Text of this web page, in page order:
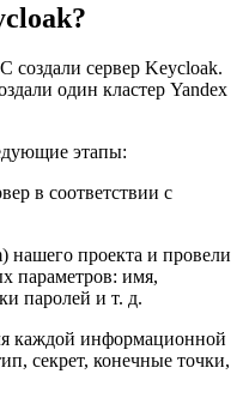
создали сервер Keycloak.
один кластер Yandex
этапы:
в соответствии с
нашего проекта и провели
параметров: имя,
паролей и т. д.
каждой информационной
секрет, конечные точки,